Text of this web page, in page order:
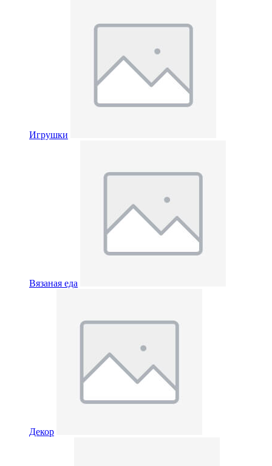
Игрушки
Вязаная еда
Декор